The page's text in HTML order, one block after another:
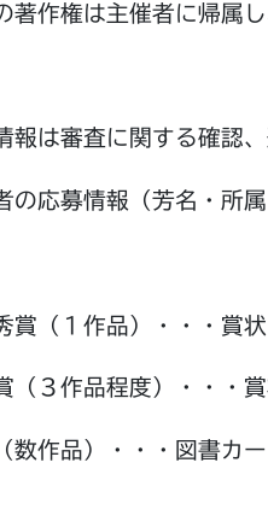
著作権は主催者に帰属
報は審査に関する確認
の応募情報（芳名・所
（１作品）・・・賞状
３作品程度）・・・賞
作品）・・・図書カー